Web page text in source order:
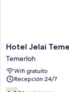
Hotel
Jelai
Temerloh
Temerloh
Hotel Jelai
Temerloh
Wifi gratuito
Recepción 24/7